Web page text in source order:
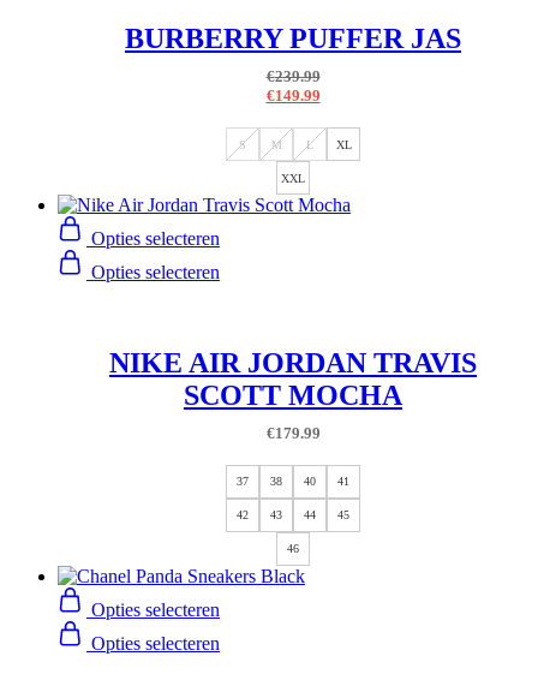
BURBERRY PUFFER JAS
€239.99
€149.99
S M L XL
XXL
Opties selecteren
Opties selecteren
NIKE AIR JORDAN TRAVIS
SCOTT MOCHA
€179.99
37 38 40 41
42 43 44 45
46
Opties selecteren
Opties selecteren